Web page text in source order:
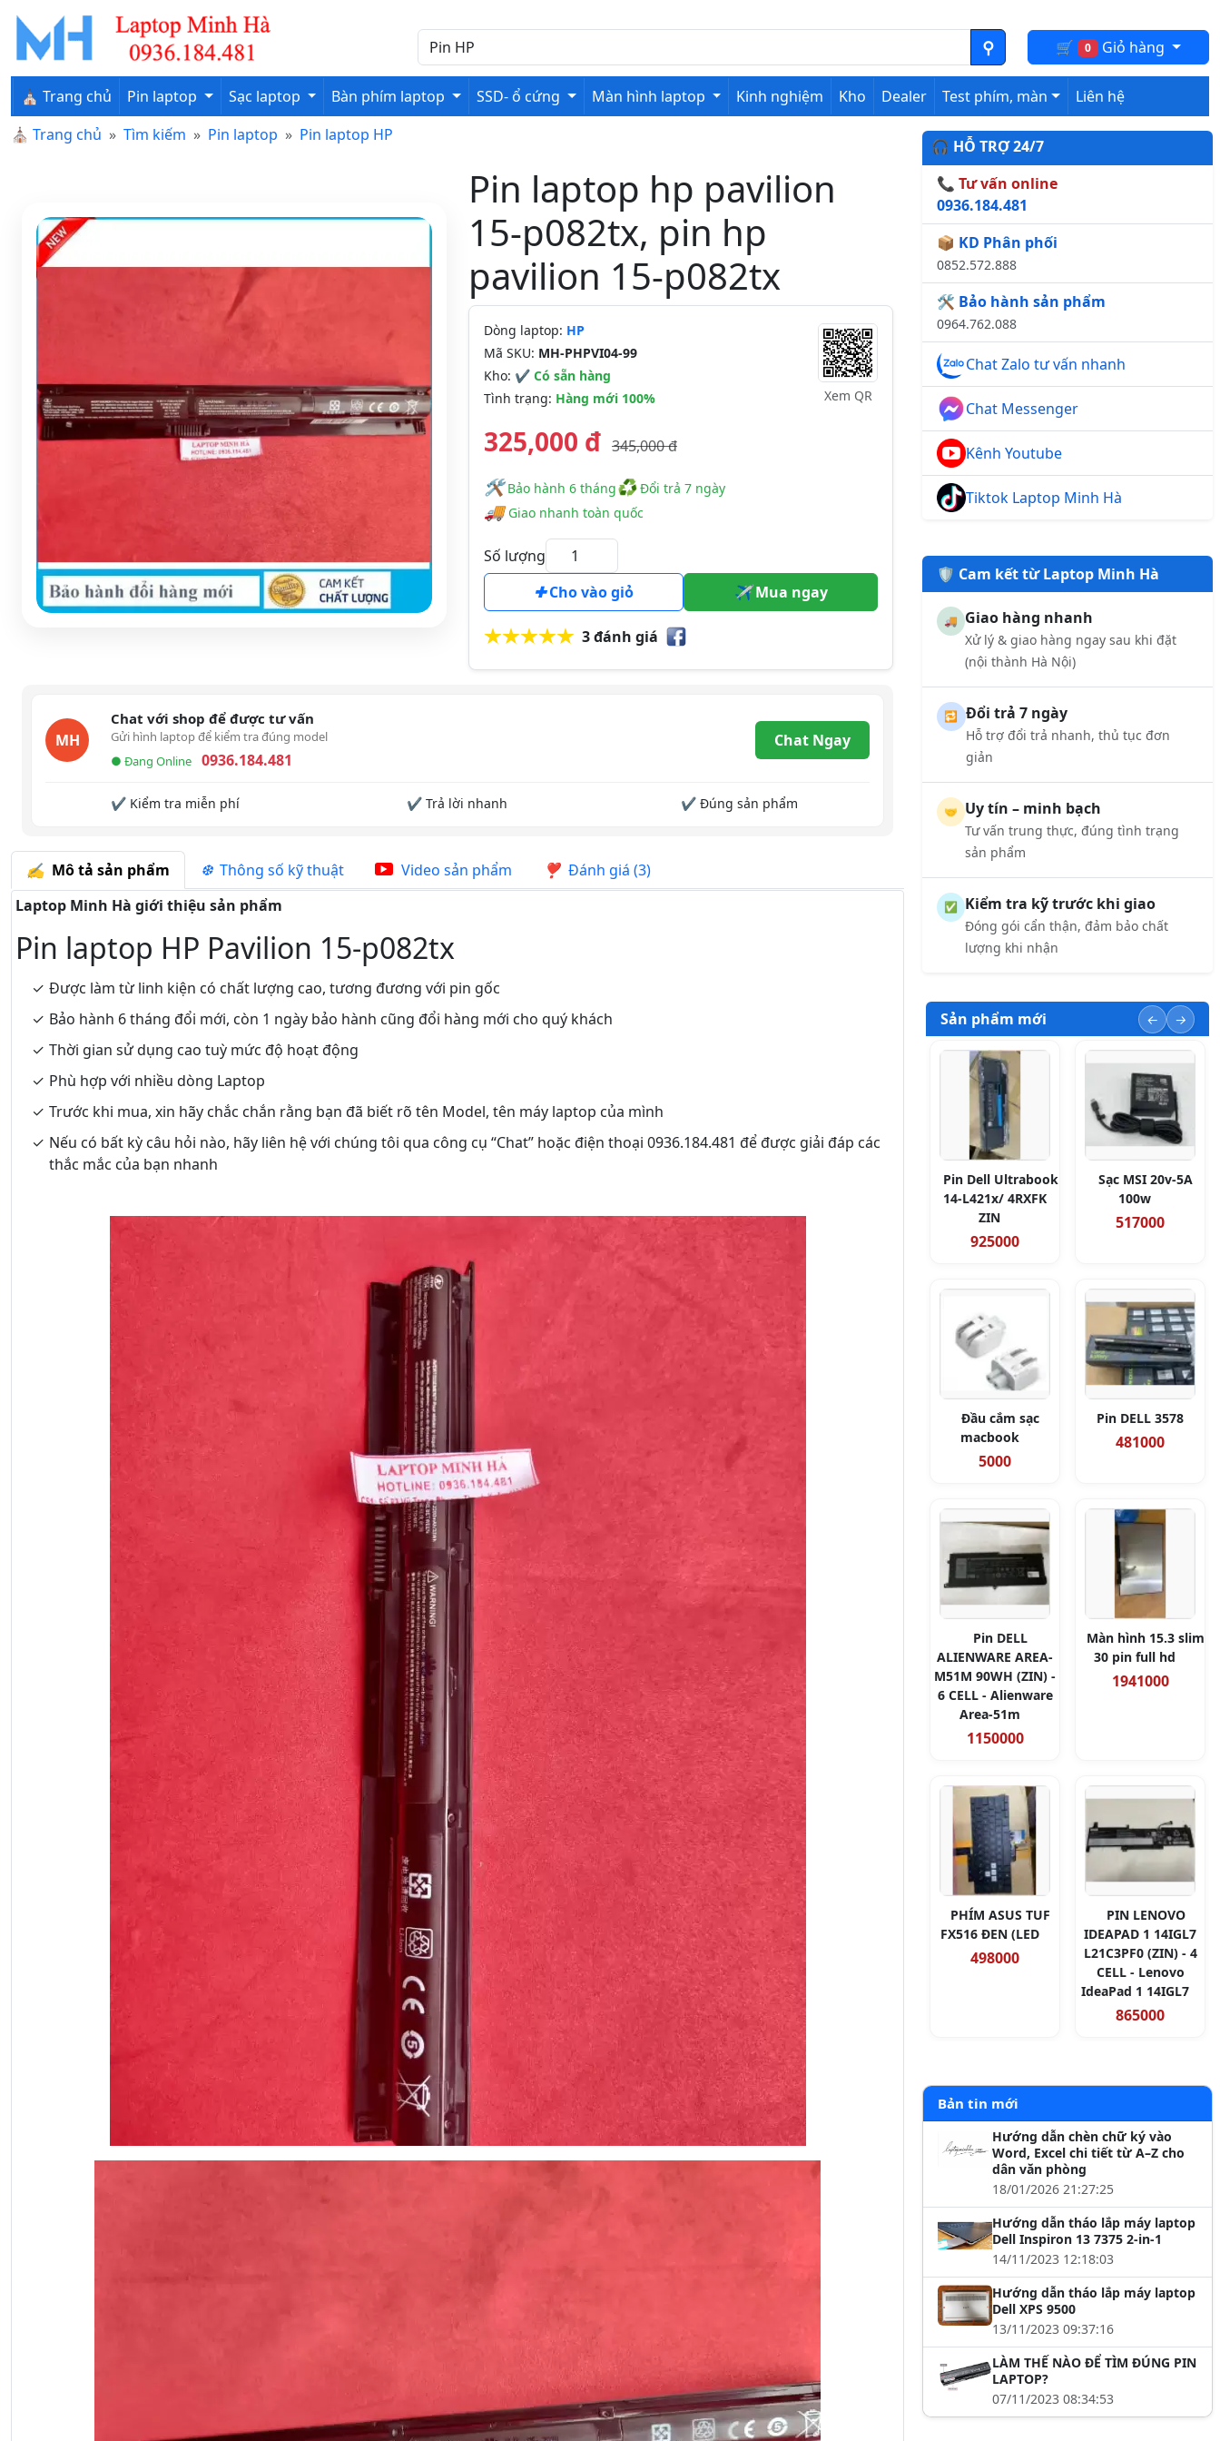
🛒 0 Giỏ hàng
⛪ Trang chủ Pin laptop Sạc laptop Bàn phím laptop SSD- ổ cứng Màn hình laptop Kinh nghiệm Kho Dealer Test phím, màn
Liên hệ
⛪ Trang chủ Tìm kiếm Pin laptop Pin laptop HP
Pin laptop hp pavilion
15-p082tx, pin hp
pavilion 15-p082tx
Dòng laptop: HP
Mã SKU: MH-PHPVI04-99
Kho: ✔ Có sẵn hàng
Tình trạng: Hàng mới 100% Xem QR
325,000 đ 345,000 đ
🛠️️ Bảo hành 6 tháng♻Đổi trả 7 ngày
🚚Giao nhanh toàn quốc
Số lượng
Cho vào giỏ
Mua ngay
3 đánh giá
MH
Chat với shop để được tư vấn
Gửi hình laptop để kiểm tra đúng model
● Đang Online
0936.184.481
Chat Ngay
✔ Kiểm tra miễn phí ✔ Trả lời nhanh ✔ Đúng sản phẩm
Mô tả sản phẩm Thông số kỹ thuật Video sản phẩm
Đánh giá (3)
Laptop Minh Hà giới thiệu sản phẩm
Pin laptop HP Pavilion 15-p082tx
Được làm từ linh kiện có chất lượng cao, tương đương với pin gốc
Bảo hành 6 tháng đổi mới, còn 1 ngày bảo hành cũng đổi hàng mới cho quý khách
Thời gian sử dụng cao tuỳ mức độ hoạt động
Phù hợp với nhiều dòng Laptop
Trước khi mua, xin hãy chắc chắn rằng bạn đã biết rõ tên Model, tên máy laptop của mình
Nếu có bất kỳ câu hỏi nào, hãy liên hệ với chúng tôi qua công cụ “Chat” hoặc điện thoại 0936.184.481 để được giải đáp các
thắc mắc của bạn nhanh
🎧 HỖ TRỢ 24/7
📞 Tư vấn online
0936.184.481
📦 KD Phân phối
0852.572.888
🛠️ Bảo hành sản phẩm
0964.762.088
Chat Zalo tư vấn nhanh
Chat Messenger
Kênh Youtube
Tiktok Laptop Minh Hà
🛡️ Cam kết từ Laptop Minh Hà
🚚 Giao hàng nhanh
Xử lý & giao hàng ngay sau khi đặt
(nội thành Hà Nội)
🔁 Đổi trả 7 ngày
Hỗ trợ đổi trả nhanh, thủ tục đơn
giản
🤝 Uy tín – minh bạch
Tư vấn trung thực, đúng tình trạng
sản phẩm
✅ Kiểm tra kỹ trước khi giao
Đóng gói cẩn thận, đảm bảo chất
lượng khi nhận
Sản phẩm mới
Pin Dell Ultrabook
14-L421x/ 4RXFK
ZIN
925000
Sạc MSI 20v-5A
100w
517000
Đầu cắm sạc
macbook
5000
Pin DELL 3578
481000
Pin DELL
ALIENWARE AREA-
M51M 90WH (ZIN) -
6 CELL - Alienware
Area-51m
1150000
Màn hình 15.3 slim
30 pin full hd
1941000
PHÍM ASUS TUF
FX516 ĐEN (LED
498000
PIN LENOVO
IDEAPAD 1 14IGL7
L21C3PF0 (ZIN) - 4
CELL - Lenovo
IdeaPad 1 14IGL7
865000
Bản tin mới
Hướng dẫn chèn chữ ký vào
Word, Excel chi tiết từ A–Z cho
dân văn phòng
18/01/2026 21:27:25
Hướng dẫn tháo lắp máy laptop
Dell Inspiron 13 7375 2-in-1
14/11/2023 12:18:03
Hướng dẫn tháo lắp máy laptop
Dell XPS 9500
13/11/2023 09:37:16
LÀM THẾ NÀO ĐỂ TÌM ĐÚNG PIN
LAPTOP?
07/11/2023 08:34:53